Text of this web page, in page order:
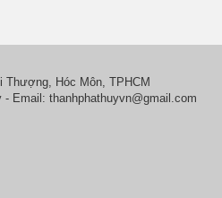
Hóc Môn, TPHCM
- Email: thanhphathuyvn@gmail.com